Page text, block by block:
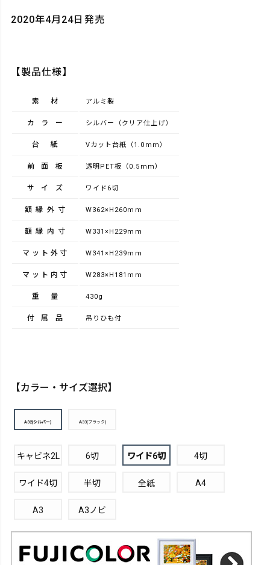
2020年4月24日発売
【製品仕様】
素材 アルミ製
カラー シルバー（クリア仕上げ）
台紙 Vカット台紙（1.0mm）
前面板 透明PET板（0.5mm）
サイズ ワイド6切
額縁外寸 W362×H260mm
額縁内寸 W331×H229mm
マット外寸 W341×H239mm
マット内寸 W283×H181mm
重量 430g
付属品 吊りひも付
【カラー・サイズ選択】
A32(シルバー) A33(ブラック)
キャビネ2L 6切 ワイド6切 4切
ワイド4切 半切 全紙 A4
A3 A3ノビ